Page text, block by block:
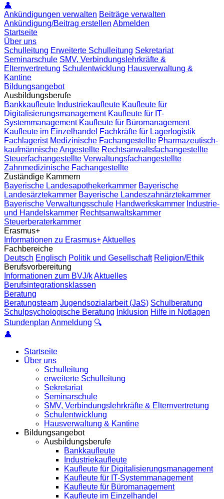
👤
Ankündigungen verwalten Beiträge verwalten
Ankündigung/Beitrag erstellen Abmelden
Startseite
Über uns
Schulleitung Erweiterte Schulleitung Sekretariat
Seminarschule SMV, Verbindungslehrkräfte &
Elternvertretung Schulentwicklung Hausverwaltung &
Kantine
Bildungsangebot
Ausbildungsberufe
Bankkaufleute Industriekaufleute Kaufleute für
Digitalisierungsmanagement Kaufleute für IT-
Systemmanagement Kaufleute für Büromanagement
Kaufleute im Einzelhandel Fachkräfte für Lagerlogistik
Fachlagerist Medizinische Fachangestellte Pharmazeutisch-
kaufmännische Angestellte Rechtsanwaltsfachangestellte
Steuerfachangestellte Verwaltungsfachangestellte
Zahnmedizinische Fachangestellte
Zuständige Kammern
Bayerische Landesapothekerkammer Bayerische
Landesärztekammer Bayerische Landeszahnärztekammer
Bayerische Verwaltungsschule Handwerkskammer Industrie-
und Handelskammer Rechtsanwaltskammer
Steuerberaterkammer
Erasmus+
Informationen zu Erasmus+Aktuelles
Fachbereiche
Deutsch Englisch Politik und Gesellschaft Religion/Ethik
Berufsvorbereitung
Informationen zum BVJ/kAktuelles
Berufsintegrationsklassen
Beratung
Beratungsteam Jugendsozialarbeit (JaS) Schulberatung
Schulpsychologische Beratung Inklusion Hilfe in Notlagen
Stundenplan Anmeldung 🔍
👤
Startseite
Über uns
Schulleitung
erweiterte Schulleitung
Sekretariat
Seminarschule
SMV, Verbindungslehrkräfte & Elternvertretung
Schulentwicklung
Hausverwaltung & Kantine
Bildungsangebot
Ausbildungsberufe
Bankkaufleute
Industriekaufleute
Kaufleute für Digitalisierungsmanagement
Kaufleute für IT-Systemmanagement
Kaufleute für Büromanagement
Kaufleute im Einzelhandel